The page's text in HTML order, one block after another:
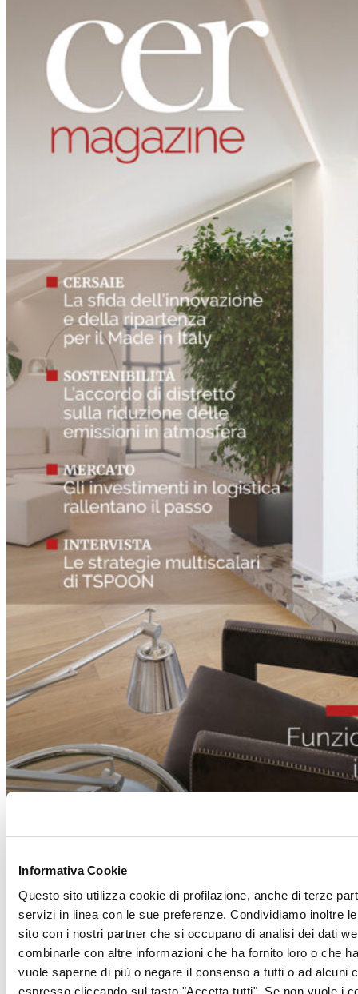
Informativa Cookie
Questo sito utilizza cookie di profilazione, anche di terze
servizi in linea con le sue preferenze. Condividiamo inoltre
sito con i nostri partner che si occupano di analisi dei dati
combinarle con altre informazioni che ha fornito loro o che
vuole saperne di più o negare il consenso a tutti o ad alcuni
espresso cliccando sul tasto "Accetta tutti". Se non vuole i
Superfici Ceramiche